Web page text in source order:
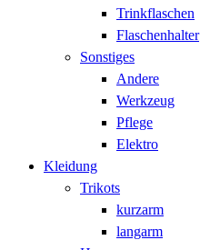
Trinkflaschen
Flaschenhalter
Sonstiges
Andere
Werkzeug
Pflege
Elektro
Kleidung
Trikots
kurzarm
langarm